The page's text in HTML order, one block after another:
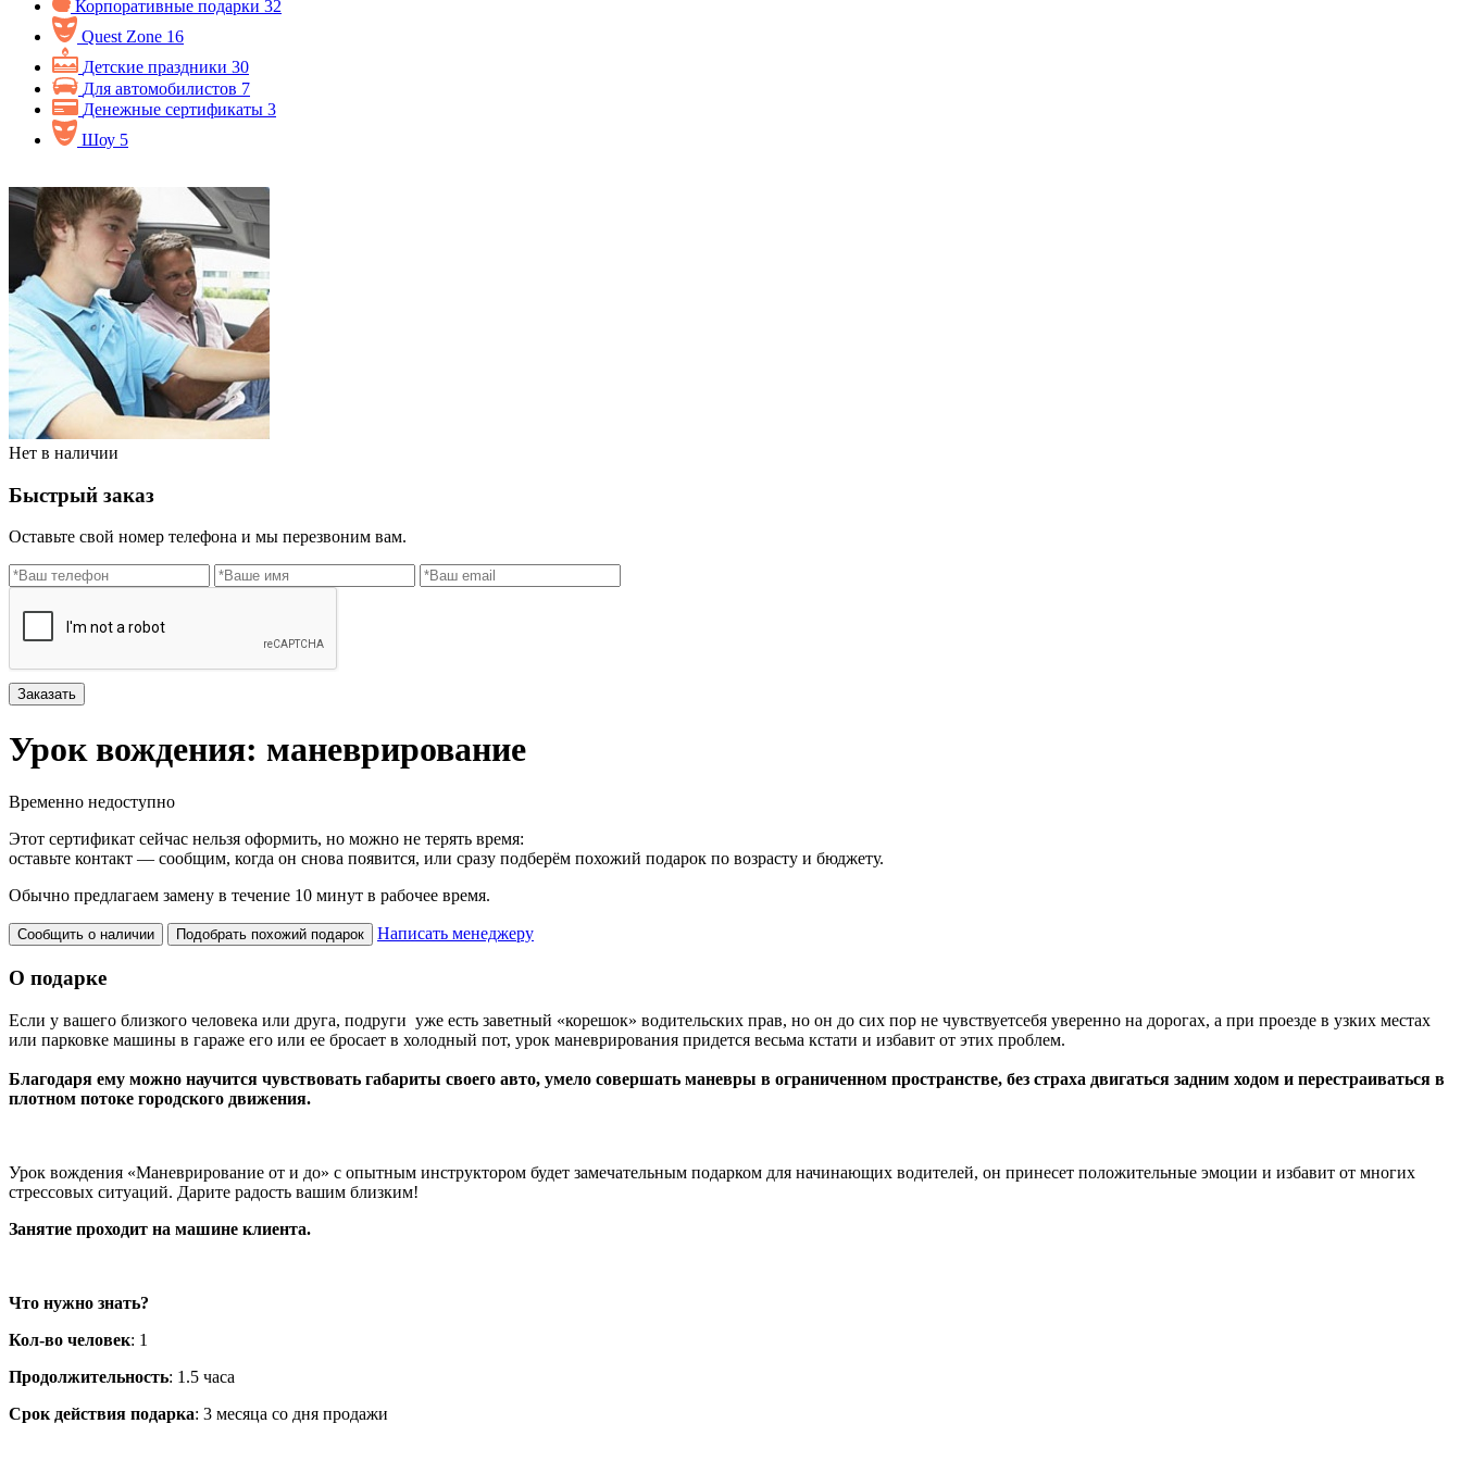
Корпоративные подарки 32
Quest Zone 16
Детские праздники 30
Для автомобилистов 7
Денежные сертификаты 3
Шоу 5
Нет в наличии
Быстрый заказ
Оставьте свой номер телефона и мы перезвоним вам.
Заказать
Урок вождения: маневрирование
Временно недоступно
Этот сертификат сейчас нельзя оформить, но можно не терять время:
оставьте контакт — сообщим, когда он снова появится, или сразу подберём похожий подарок по возрасту и бюджету.
Обычно предлагаем замену в течение 10 минут в рабочее время.
Сообщить о наличии Подобрать похожий подарок Написать менеджеру
О подарке
Если у вашего близкого человека или друга, подруги уже есть заветный «корешок» водительских прав, но он до сих пор не чувствуетсебя уверенно на дорогах, а при проезде в узких местах
или парковке машины в гараже его или ее бросает в холодный пот, урок маневрирования придется весьма кстати и избавит от этих проблем.
Благодаря ему можно научится чувствовать габариты своего авто, умело совершать маневры в ограниченном пространстве, без страха двигаться задним ходом и перестраиваться в
плотном потоке городского движения.
Урок вождения «Маневрирование от и до» с опытным инструктором будет замечательным подарком для начинающих водителей, он принесет положительные эмоции и избавит от многих
стрессовых ситуаций. Дарите радость вашим близким!
Занятие проходит на машине клиента.
Что нужно знать?
Кол-во человек: 1
Продолжительность: 1.5 часа
Срок действия подарка: 3 месяца со дня продажи